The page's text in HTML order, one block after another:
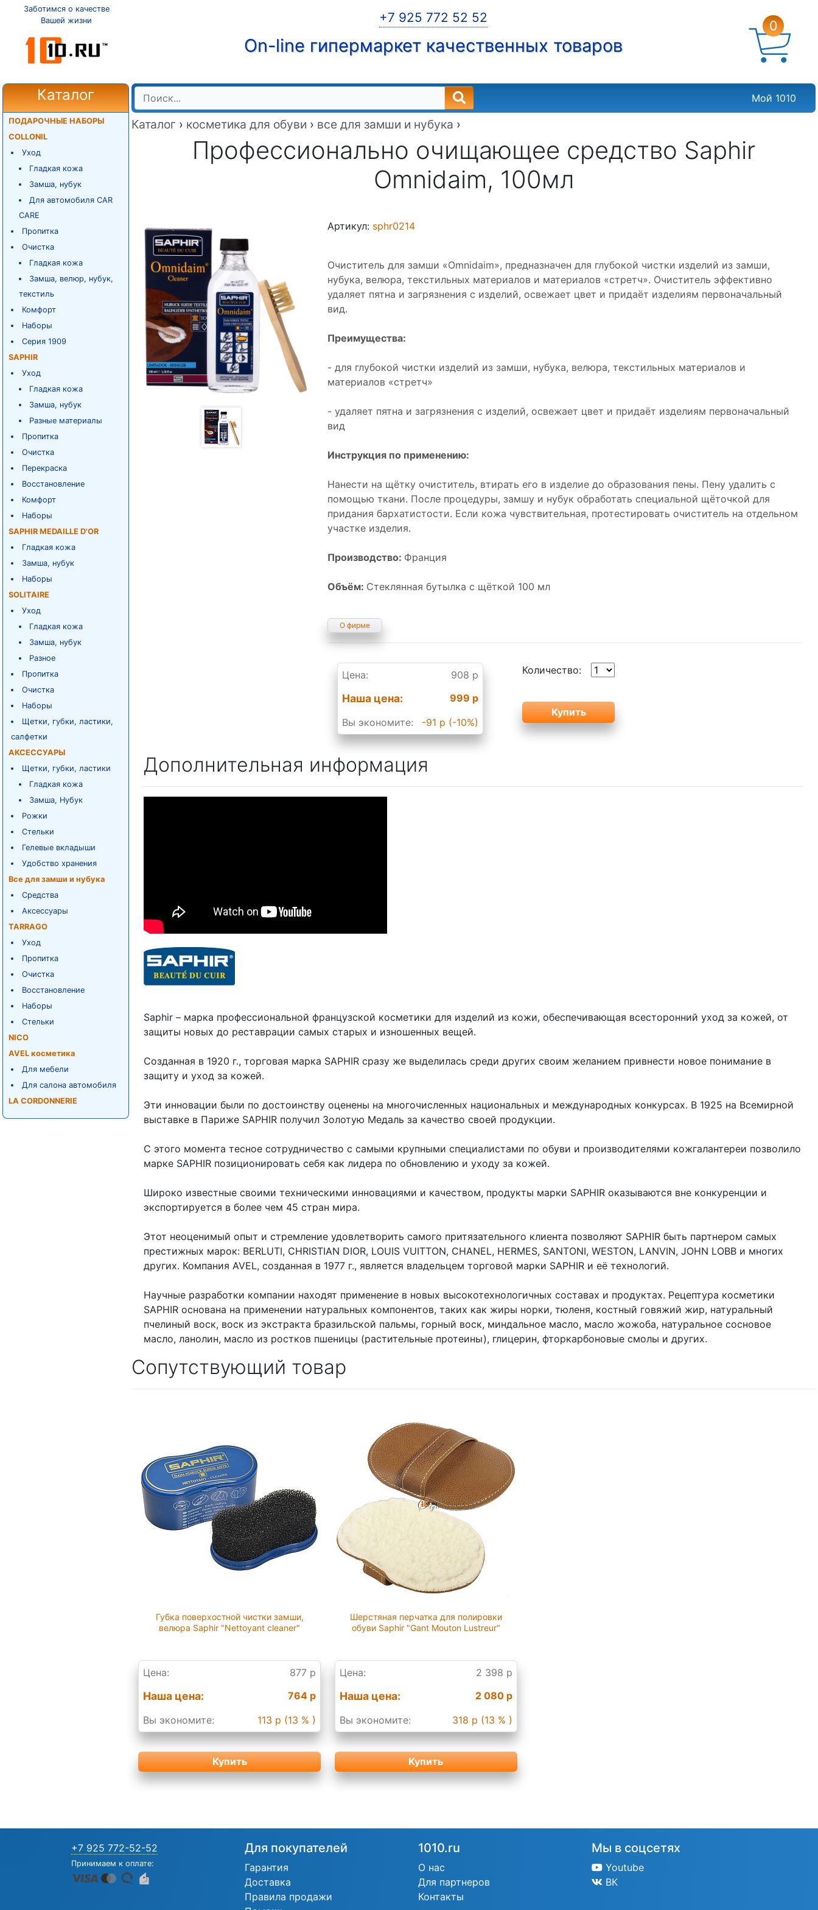
Заботимся о качестве
Вашей жизни
+7 925 772 52 52
On-line гипермаркет качественных товаров
0
Каталог
ПОДАРОЧНЫЕ НАБОРЫ
COLLONIL
Уход
Гладкая кожа
Замша, нубук
Для автомобиля CAR
CARE
Пропитка
Очистка
Гладкая кожа
Замша, велюр, нубук,
текстиль
Комфорт
Наборы
Серия 1909
SAPHIR
Уход
Гладкая кожа
Замша, нубук
Разные материалы
Пропитка
Очистка
Перекраска
Восстановление
Комфорт
Наборы
SAPHIR MEDAILLE D'OR
Гладкая кожа
Замша, нубук
Наборы
SOLITAIRE
Уход
Гладкая кожа
Замша, нубук
Разное
Пропитка
Очистка
Наборы
Щетки, губки, ластики,
салфетки
АКСЕССУАРЫ
Щетки, губки, ластики
Гладкая кожа
Замша, Нубук
Рожки
Стельки
Гелевые вкладыши
Удобство хранения
Все для замши и нубука
Средства
Аксессуары
TARRAGO
Уход
Пропитка
Очистка
Восстановление
Наборы
Стельки
NICO
AVEL косметика
Для мебели
Для салона автомобиля
LA CORDONNERIE
Мой 1010
Каталог › косметика для обуви › все для замши и нубука ›
Профессионально очищающее средство Saphir
Omnidaim, 100мл
Артикул: sphr0214
Очиститель для замши «Omnidaim», предназначен для глубокой чистки изделий из замши,
нубука, велюра, текстильных материалов и материалов «стретч». Очиститель эффективно
удаляет пятна и загрязнения с изделий, освежает цвет и придаёт изделиям первоначальный
вид.
Преимущества:
- для глубокой чистки изделий из замши, нубука, велюра, текстильных материалов и
материалов «стретч»
- удаляет пятна и загрязнения с изделий, освежает цвет и придаёт изделиям первоначальный
вид
Инструкция по применению:
Нанести на щётку очиститель, втирать его в изделие до образования пены. Пену удалить с
помощью ткани. После процедуры, замшу и нубук обработать специальной щёточкой для
придания бархатистости. Если кожа чувствительная, протестировать очиститель на отдельном
участке изделия.
Производство: Франция
Объём: Стеклянная бутылка с щёткой 100 мл
О фирме
Цена: 908 р
Наша цена:
999 р
Вы экономите:
-91 р (-10%)
Количество:
Дополнительная информация
Saphir – марка профессиональной французской косметики для изделий из кожи, обеспечивающая всесторонний уход за кожей, от
защиты новых до реставрации самых старых и изношенных вещей.
Созданная в 1920 г., торговая марка SAPHIR сразу же выделилась среди других своим желанием привнести новое понимание в
защиту и уход за кожей.
Эти инновации были по достоинству оценены на многочисленных национальных и международных конкурсах. В 1925 на Всемирной
выставке в Париже SAPHIR получил Золотую Медаль за качество своей продукции.
С этого момента тесное сотрудничество с самыми крупными специалистами по обуви и производителями кожгалантереи позволило
марке SAPHIR позиционировать себя как лидера по обновлению и уходу за кожей.
Широко известные своими техническими инновациями и качеством, продукты марки SAPHIR оказываются вне конкуренции и
экспортируется в более чем 45 стран мира.
Этот неоценимый опыт и стремление удовлетворить самого притязательного клиента позволяют SAPHIR быть партнером самых
престижных марок: BERLUTI, CHRISTIAN DIOR, LOUIS VUITTON, CHANEL, HERMES, SANTONI, WESTON, LANVIN, JOHN LOBB и многих
других. Компания AVEL, созданная в 1977 г., является владельцем торговой марки SAPHIR и её технологий.
Научные разработки компании находят применение в новых высокотехнологичных составах и продуктах. Рецептура косметики
SAPHIR основана на применении натуральных компонентов, таких как жиры норки, тюленя, костный говяжий жир, натуральный
пчелиный воск, воск из экстракта бразильской пальмы, горный воск, миндальное масло, масло жожоба, натуральное сосновое
масло, ланолин, масло из ростков пшеницы (растительные протеины), глицерин, фторкарбоновые смолы и других.
Сопутствующий товар
Губка поверхостной чистки замши,
велюра Saphir "Nettoyant cleaner"
Цена: 877 р
Наша цена:
764 р
Вы экономите:
113 р (13 % )
Купить
Шерстяная перчатка для полировки
обуви Saphir "Gant Mouton Lustreur"
Цена: 2 398 р
Наша цена:
2 080 р
Вы экономите:
318 р (13 % )
Купить
+7 925 772-52-52
Принимаем к оплате:
Для покупателей
Гарантия
Доставка
Правила продажи
1010.ru
О нас
Для партнеров
Контакты
Мы в соцсетях
Youtube
ВК